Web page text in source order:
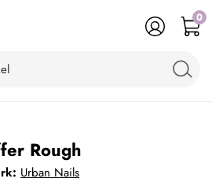
0
Rough
Urban Nails